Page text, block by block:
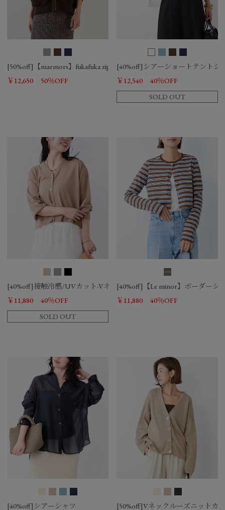
[50%off]【marmors】fukafuka zip parka
￥12,650
50％OFF
[40%off]シアーショートテントシ
￥12,540
40％OFF
SOLD OUT
[40%off]接触冷感/UVカット-Vネックショートカーディガン
￥11,880
40％OFF
SOLD OUT
[40%off]【Le minor】ボーダーシ
￥11,880
40％OFF
[40%off]シアーシャツ
[50%off]Vネックルーズニットカ